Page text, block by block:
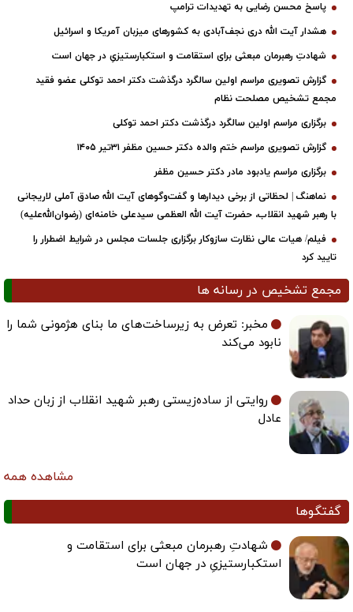
پاسخ محسن رضایی به تهدیدات ترامپ
هشدار آیت الله دری نجف‌آبادی به کشورهای میزبان آمریکا و اسرائیل
شهادتِ رهبرمان مبعثی برای استقامت و استکبارستیزیِ در جهان است
گزارش تصویری مراسم اولین سالگرد درگذشت دکتر احمد توکلی عضو فقید
مجمع تشخیص مصلحت نظام
برگزاری مراسم اولین سالگرد درگذشت دکتر احمد توکلی
گزارش تصویری مراسم ختم والده دکتر حسین مظفر ۳۱تیر ۱۴۰۵
برگزاری مراسم یادبود مادر دکتر حسین مظفر
نماهنگ | لحظاتی از برخی دیدارها و گفت‌وگوهای آیت ‌الله صادق آملی لاریجانی
با رهبر شهید انقلاب، حضرت آیت‌ الله العظمی سیدعلی خامنه‌ای (رضوان‌الله‌علیه)
فیلم/ هیات عالی نظارت سازوکار برگزاری جلسات مجلس در شرایط اضطرار را
تایید کرد
مجمع تشخیص در رسانه ها
مخبر: تعرض به زیرساخت‌های ما بنای هژمونی شما را
نابود می‌کند
روایتی از ساده‌زیستی رهبر شهید انقلاب از زبان حداد
عادل
مشاهده همه
گفتگوها
شهادتِ رهبرمان مبعثی برای استقامت و
استکبارستیزیِ در جهان است